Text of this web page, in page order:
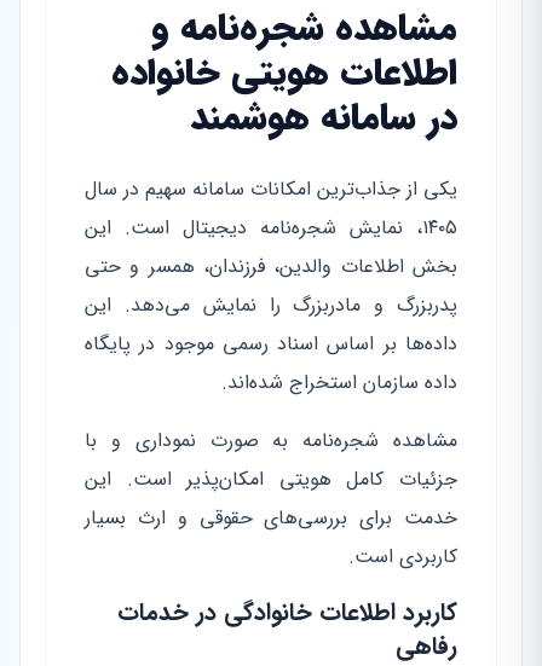
مشاهده شجره‌نامه و
اطلاعات هویتی خانواده
در سامانه هوشمند
یکی از جذاب‌ترین امکانات سامانه سهیم در سال
۱۴۰۵، نمایش شجره‌نامه دیجیتال است. این
بخش اطلاعات والدین، فرزندان، همسر و حتی
پدربزرگ و مادربزرگ را نمایش می‌دهد. این
داده‌ها بر اساس اسناد رسمی موجود در پایگاه
داده سازمان استخراج شده‌اند.
مشاهده شجره‌نامه به صورت نموداری و با
جزئیات کامل هویتی امکان‌پذیر است. این
خدمت برای بررسی‌های حقوقی و ارث بسیار
کاربردی است.
کاربرد اطلاعات خانوادگی در خدمات
رفاهی